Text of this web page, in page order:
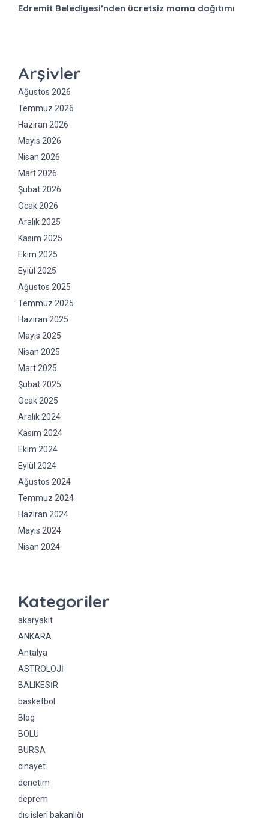
Edremit Belediyesi’nden ücretsiz mama dağıtımı
Arşivler
Ağustos 2026
Temmuz 2026
Haziran 2026
Mayıs 2026
Nisan 2026
Mart 2026
Şubat 2026
Ocak 2026
Aralık 2025
Kasım 2025
Ekim 2025
Eylül 2025
Ağustos 2025
Temmuz 2025
Haziran 2025
Mayıs 2025
Nisan 2025
Mart 2025
Şubat 2025
Ocak 2025
Aralık 2024
Kasım 2024
Ekim 2024
Eylül 2024
Ağustos 2024
Temmuz 2024
Haziran 2024
Mayıs 2024
Nisan 2024
Kategoriler
akaryakıt
ANKARA
Antalya
ASTROLOJİ
BALIKESİR
basketbol
Blog
BOLU
BURSA
cinayet
denetim
deprem
dış işleri bakanlığı